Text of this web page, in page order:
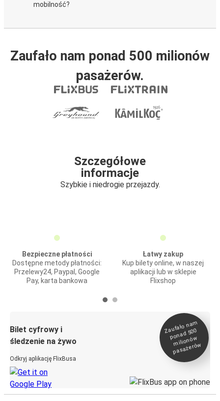
mobilność?
Zaufało nam ponad 500 milionów
pasażerów.
Szczegółowe
informacje
Szybkie i niedrogie przejazdy.
Bezpieczne płatności
Dostępne metody płatności:
Przelewy24, Paypal, Google
Pay, karta bankowa
Łatwy zakup
Kup bilety online, w naszej
aplikacji lub w sklepie
Flixshop
Bilet cyfrowy i
śledzenie na żywo
Odkryj aplikację FlixBusa
Zaufało na
m
ponad 500
milionó
w
pasażeró
w